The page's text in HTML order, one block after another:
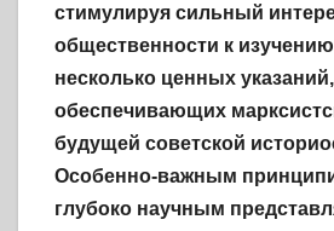
стимулируя сильный
общественности к
несколько ценных указаний,
обеспечивающих
будущей советской
Особенно-важным
глубоко научным